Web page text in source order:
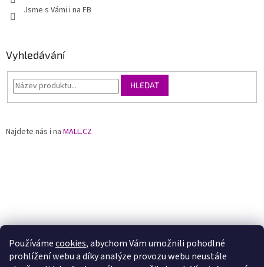
Používámecookies, abychom Vám umožnili pohodlné
prohlížení webu a díky analýze provozu webu neustále
Jsme s Vámi i na FB
Vyhledávání
HLEDAT
Najdete nás i na MALL.CZ